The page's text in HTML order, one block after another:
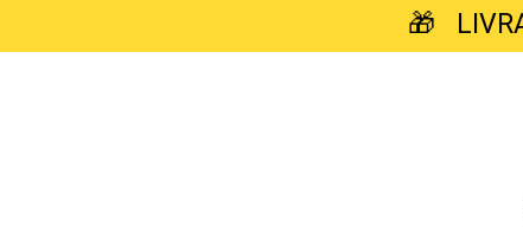
🎁